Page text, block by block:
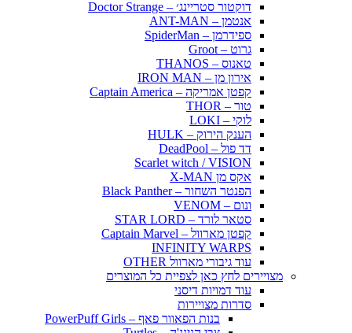
דוקטור סטריינג׳ – Doctor Strange
אנטמן – ANT-MAN
ספידרמן – SpiderMan
גרוט – Groot
טאנוס – THANOS
אירון מן – IRON MAN
קפטן אמריקה – Captain America
טור – THOR
לוקי – LOKI
הענק הירוק – HULK
דד פול – DeadPool
Scarlet witch / VISION
אקס מן X-MAN
הפנטר השחור – Black Panther
ונום – VENOM
סטאר לורד – STAR LORD
קפטן מארוול – Captain Marvel
INFINITY WARPS
עוד גיבורי מארוול OTHER
מצויירים לחץ כאן לצפיית כל המוצרים
עוד דמויות דיסני
סדרות מצויירות
בנות הפאוור פאף – PowerPuff Girls